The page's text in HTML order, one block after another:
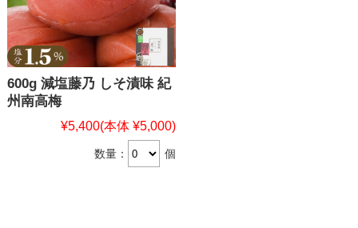
600g 減塩藤乃 しそ漬味 紀
州南高梅
¥5,400(本体 ¥5,000)
数量： 個